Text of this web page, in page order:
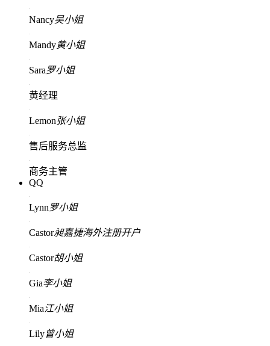
Nancy吴小姐
Mandy黄小姐
Sara罗小姐
黄经理
Lemon张小姐
售后服务总监
商务主管
QQ
Lynn罗小姐
Castor昶嘉捷海外注册开户
Castor胡小姐
Gia李小姐
Mia江小姐
Lily曾小姐